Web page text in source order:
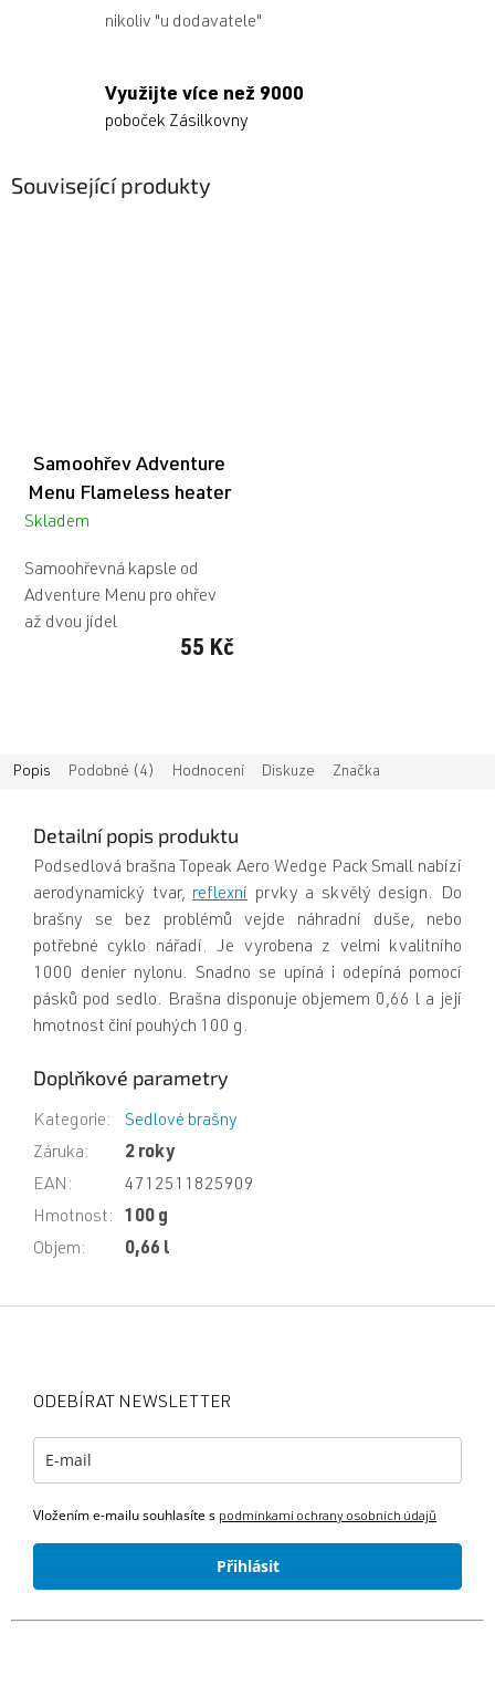
nikoliv "u dodavatele"
Využijte více než 9000
poboček Zásilkovny
Související produkty
Samoohřev Adventure
Menu Flameless heater
Skladem
55 Kč
Samoohřevná kapsle od
Adventure Menu pro ohřev
až dvou jídel
Popis Podobné (4) Hodnocení Diskuze Značka
Detailní popis produktu
Podsedlová brašna Topeak Aero Wedge Pack Small nabízí
aerodynamický tvar, reflexní
prvky a skvělý design. Do
brašny se bez problémů vejde náhradní duše, nebo
potřebné cyklo nářadí. Je vyrobena z velmi kvalitního
1000 denier nylonu. Snadno se upíná i odepíná pomocí
pásků pod sedlo. Brašna disponuje objemem 0,66 l a její
hmotnost činí pouhých 100 g.
Doplňkové parametry
Kategorie:
Sedlové brašny
Záruka:
2 roky
EAN :
4712511825909
Hmotnost:
100 g
Objem: 0,66 l
ODEBÍRAT NEWSLETTER
Vložením e-mailu souhlasíte s podmínkami ochrany osobních údajů
Přihlásit